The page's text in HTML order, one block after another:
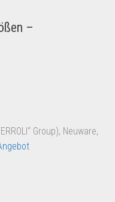
–
Group), Neuware,